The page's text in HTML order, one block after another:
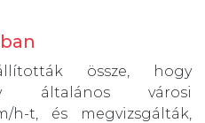
össze, hogy
általános városi
h-t, és megvizsgálták,